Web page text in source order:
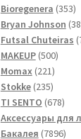
Bioregenera 353353
Bryan Johnson 38
Futsal Сhuteiras
MAKEUP 500500
Momax 221221
товар
Stokke 235235
товаров
TI SENTO 678678
Аксессуары для
Бакалея 78967896